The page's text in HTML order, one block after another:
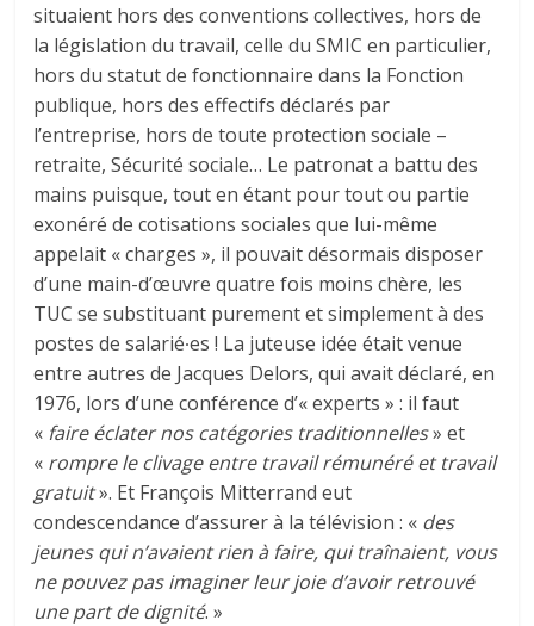
situaient hors des conventions collectives, hors de
la législation du travail, celle du SMIC en particulier,
hors du statut de fonctionnaire dans la Fonction
publique, hors des effectifs déclarés par
l’entreprise, hors de toute protection sociale –
retraite, Sécurité sociale… Le patronat a battu des
mains puisque, tout en étant pour tout ou partie
exonéré de cotisations sociales que lui-même
appelait « charges », il pouvait désormais disposer
d’une main-d’œuvre quatre fois moins chère, les
TUC se substituant purement et simplement à des
postes de salarié∙es ! La juteuse idée était venue
entre autres de Jacques Delors, qui avait déclaré, en
1976, lors d’une conférence d’« experts » : il faut
« faire éclater nos catégories traditionnelles» et
« rompre le clivage entre travail rémunéré et travail
gratuit». Et François Mitterrand eut
condescendance d’assurer à la télévision : « des
jeunes qui n’avaient rien à faire, qui traînaient, vous
ne pouvez pas imaginer leur joie d’avoir retrouvé
une part de dignité. »